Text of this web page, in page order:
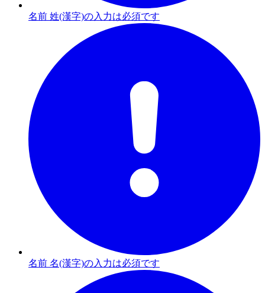
名前 姓(漢字)の入力は必須です
名前 名(漢字)の入力は必須です